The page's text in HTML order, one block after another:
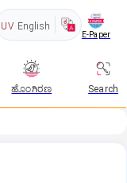
UV English
E-Paper
ಹೊಂಗಿರಣ Search